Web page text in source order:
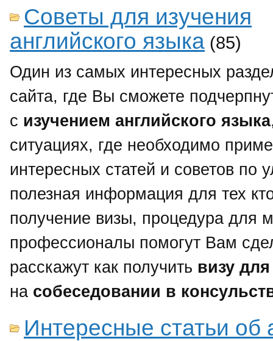
Советы для изучения
английского языка (85)
Один из самых интересных
сайта, где Вы сможете
с изучением английского языка
ситуациях, где необходимо
интересных статей и советов по
полезная информация для тех
получение визы, процедура для
профессионалы помогут Вам
расскажут как получить визу
на собеседовании в
Интересные статьи об